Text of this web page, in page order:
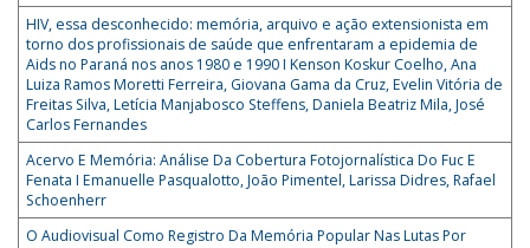
HIV, essa desconhecido: memória, arquivo e ação extensionista em
torno dos profissionais de saúde que enfrentaram a epidemia de
Aids no Paraná nos anos 1980 e 1990 I Kenson Koskur Coelho, Ana
Luiza Ramos Moretti Ferreira, Giovana Gama da Cruz, Evelin Vitória de
Freitas Silva, Letícia Manjabosco Steffens, Daniela Beatriz Mila, José
Carlos Fernandes
Acervo E Memória: Análise Da Cobertura Fotojornalística Do Fuc E
Fenata I Emanuelle Pasqualotto, João Pimentel, Larissa Didres, Rafael
Schoenherr
O Audiovisual Como Registro Da Memória Popular Nas Lutas Por